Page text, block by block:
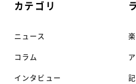
カテゴリ
ニュース
コラム
インタビュー